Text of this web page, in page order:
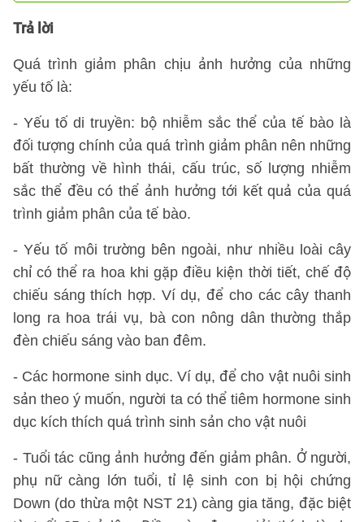
Trả lời
Quá trình giảm phân chịu ảnh hưởng của những
yếu tố là:
- Yếu tố di truyền: bộ nhiễm sắc thể của tế bào là
đối tượng chính của quá trình giảm phân nên những
bất thường về hình thái, cấu trúc, số lượng nhiễm
sắc thể đều có thể ảnh hưởng tới kết quả của quá
trình giảm phân của tế bào.
- Yếu tố môi trường bên ngoài, như nhiều loài cây
chỉ có thể ra hoa khi gặp điều kiện thời tiết, chế độ
chiếu sáng thích hợp. Ví dụ, để cho các cây thanh
long ra hoa trái vụ, bà con nông dân thường thắp
đèn chiếu sáng vào ban đêm.
- Các hormone sinh dục. Ví dụ, để cho vật nuôi sinh
sản theo ý muốn, người ta có thể tiêm hormone sinh
dục kích thích quá trình sinh sản cho vật nuôi
- Tuổi tác cũng ảnh hưởng đến giảm phân. Ở người,
phụ nữ càng lớn tuổi, tỉ lệ sinh con bị hội chứng
Down (do thừa một NST 21) càng gia tăng, đặc biệt